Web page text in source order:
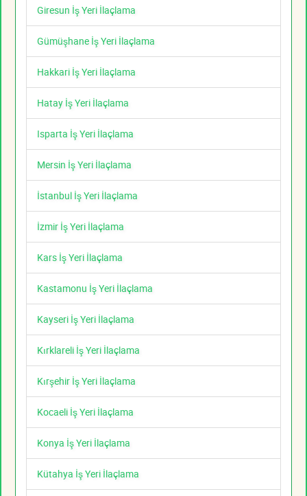
Giresun İş Yeri İlaçlama
Gümüşhane İş Yeri İlaçlama
Hakkari İş Yeri İlaçlama
Hatay İş Yeri İlaçlama
Isparta İş Yeri İlaçlama
Mersin İş Yeri İlaçlama
İstanbul İş Yeri İlaçlama
İzmir İş Yeri İlaçlama
Kars İş Yeri İlaçlama
Kastamonu İş Yeri İlaçlama
Kayseri İş Yeri İlaçlama
Kırklareli İş Yeri İlaçlama
Kırşehir İş Yeri İlaçlama
Kocaeli İş Yeri İlaçlama
Konya İş Yeri İlaçlama
Kütahya İş Yeri İlaçlama